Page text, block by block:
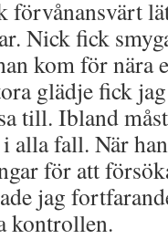
förvånansvärt
Nick fick
kom för nära
glädje fick
till. Ibland
alla fall. När
för att
jag
kontrollen.